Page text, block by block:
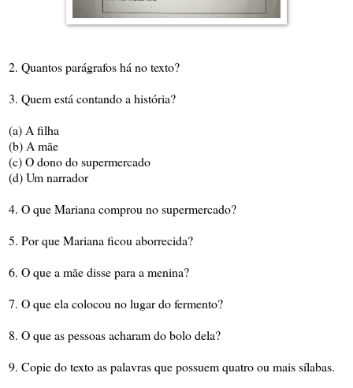
2. Quantos parágrafos há no texto?
3. Quem está contando a história?
(a) A filha
(b) A mãe
(c) O dono do supermercado
(d) Um narrador
4. O que Mariana comprou no supermercado?
5. Por que Mariana ficou aborrecida?
6. O que a mãe disse para a menina?
7. O que ela colocou no lugar do fermento?
8. O que as pessoas acharam do bolo dela?
9. Copie do texto as palavras que possuem quatro ou mais sílabas.